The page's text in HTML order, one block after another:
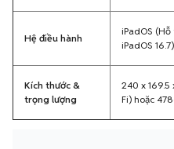
Hệ điều hành
iPadOS
iPadOS 16.7)
Kích thước &
trọng lượng
240 x 169.5
Fi) hoặc